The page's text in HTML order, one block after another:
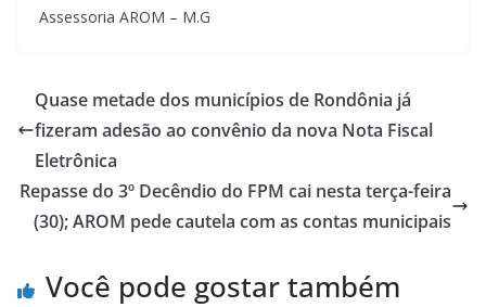
Assessoria AROM – M.G
Quase metade dos municípios de Rondônia já
fizeram adesão ao convênio da nova Nota Fiscal
Eletrônica
Repasse do 3º Decêndio do FPM cai nesta terça-feira
(30); AROM pede cautela com as contas municipais
Você pode gostar também